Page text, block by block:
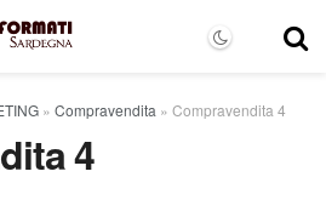
» Compravendita » Compravendita 4
4